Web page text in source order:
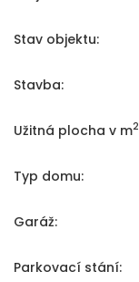
Stav objektu:
Stavba:
Užitná plocha v m2
Typ domu:
Garáž:
Parkovací stání: